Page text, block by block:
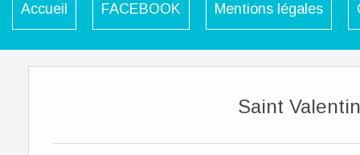
Accueil FACEBOOK Mentions légales
Saint